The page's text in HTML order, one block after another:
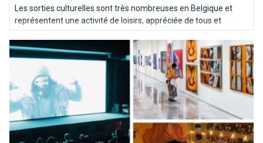
Les sorties culturelles sont très nombreuses en Belgique et
représentent une activité de loisirs, appréciée de tous et
accessible à tous. Les musées vous proposent de varier vos
loisirs, au lieu de faire toujours la même chose.
Arsène 50, la culture à -50% à Bruxelles